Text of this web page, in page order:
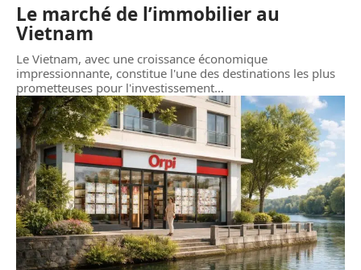
Le marché de l’immobilier au
Vietnam
Le Vietnam, avec une croissance économique
impressionnante, constitue l'une des destinations les plus
prometteuses pour l'investissement…